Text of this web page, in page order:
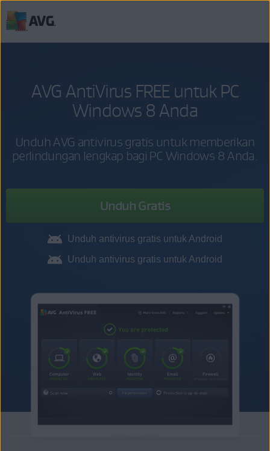
AVG AntiVirus FREE untuk PC
Windows 8 Anda
Unduh AVG antivirus gratis untuk memberikan
perlindungan lengkap bagi PC Windows 8 Anda.
Unduh Gratis
Unduh antivirus gratis untuk Android
Unduh antivirus gratis untuk Android